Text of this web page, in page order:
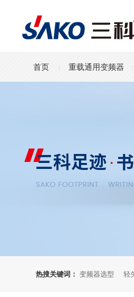
首页 重载通用变频器
热搜关键词： 变频器选型 轻